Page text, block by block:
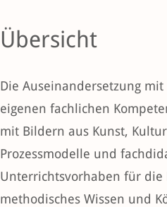
Übersicht
Die Auseinandersetzung
eigenen fachlichen
mit Bildern aus Kunst,
Prozessmodelle und
Unterrichtsvorhaben für die
methodisches Wissen und